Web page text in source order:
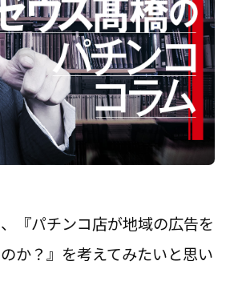
『パチンコ店が地域の広告を
か？』を考えてみたいと思い